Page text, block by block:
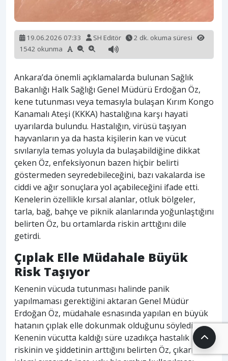
19.06.2026 07:33 SH Editör
2 dk. okuma süresi
1542 okunma
Ankara’da önemli açıklamalarda bulunan Sağlık
Bakanlığı Halk Sağlığı Genel Müdürü Erdoğan Öz,
kene tutunması veya temasıyla bulaşan Kırım Kongo
Kanamalı Ateşi (KKKA) hastalığına karşı hayati
uyarılarda bulundu. Hastalığın, virüsü taşıyan
hayvanların ya da hasta kişilerin kan ve vücut
sıvılarıyla temas yoluyla da bulaşabildiğine dikkat
çeken Öz, enfeksiyonun bazen hiçbir belirti
göstermeden seyredebileceğini, bazı vakalarda ise
ciddi ve ağır sonuçlara yol açabileceğini ifade etti.
Kenelerin özellikle kırsal alanlar, otluk bölgeler,
tarla, bağ, bahçe ve piknik alanlarında yoğunlaştığını
belirten Öz, bu ortamlarda riskin arttığını dile
getirdi.
Çıplak Elle Müdahale Büyük
Risk Taşıyor
Kenenin vücuda tutunması halinde panik
yapılmaması gerektiğini aktaran Genel Müdür
Erdoğan Öz, müdahale esnasında yapılan en büyük
hatanın çıplak elle dokunmak olduğunu söyledi.
Kenenin vücutta kaldığı süre uzadıkça hastalık
riskinin ve şiddetinin arttığını belirten Öz, çıkarma